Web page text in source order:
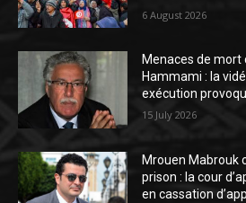
6 August 2026
Menaces de
Hammami : la
exécution
15 July 2026
Mrouen Mabrouk
prison : la cour
en cassation